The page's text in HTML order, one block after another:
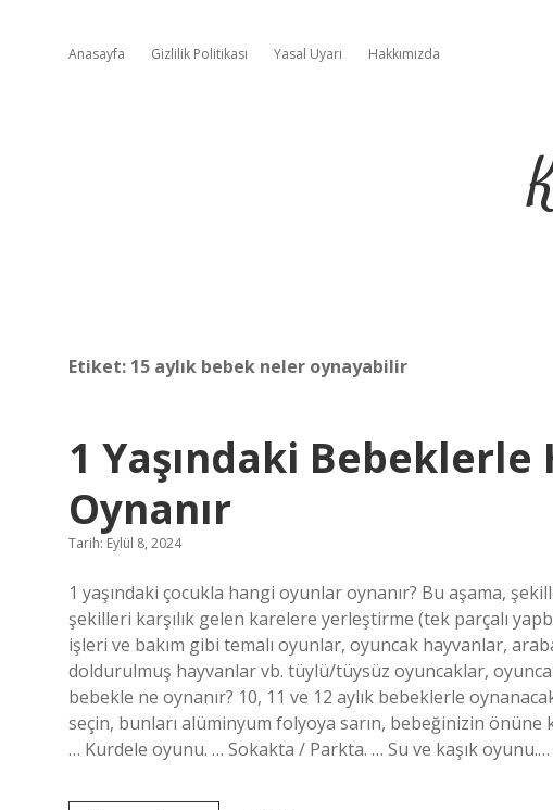
Anasayfa Gizlilik Politikası Yasal Uyarı Hakkımızda
Etiket: 15 aylık bebek neler oynayabilir
1 Yaşındaki
Oynanır
Tarih: Eylül 8, 2024
1 yaşındaki çocukla hangi oyunlar oynanır? Bu aşama,
şekilleri karşılık gelen karelere yerleştirme (tek parçalı
işleri ve bakım gibi temalı oyunlar, oyuncak hayvanlar,
doldurulmuş hayvanlar vb. tüylü/tüysüz oyuncaklar,
bebekle ne oynanır? 10, 11 ve 12 aylık bebeklerle
seçin, bunları alüminyum folyoya sarın, bebeğinizin
… Kurdele oyunu. … Sokakta / Parkta. … Su ve kaşık oyunu.…